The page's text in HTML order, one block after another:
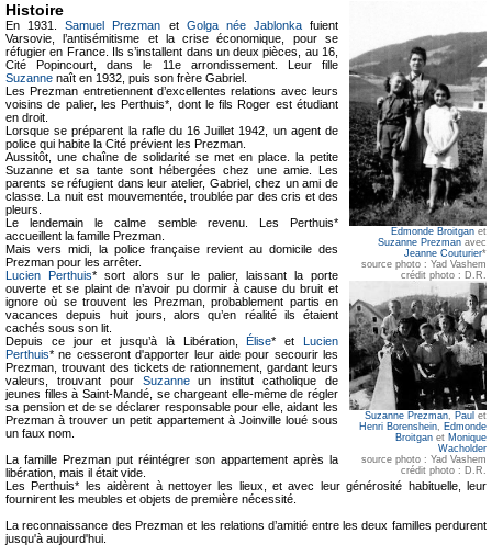
Edmonde Broitgan et
Suzanne Prezman avec
Jeanne Couturier*
source photo : Yad Vashem
crédit photo : D.R.
Suzanne Prezman Paul et
Henri Borenshein
Edmonde
Broitgan et Monique
Wacholder
source photo : Yad Vashem
crédit photo : D.R.
Histoire
En 1931.Samuel Prezman et Golga née Jablonkafuient
Varsovie, l’antisémitisme et la crise économique, pour se
réfugier en France. Ils s’installent dans un deux pièces, au 16,
Cité Popincourt, dans le 11e arrondissement. Leur fille
Suzanne naît en 1932, puis son frère Gabriel.
Les Prezman entretiennent d’excellentes relations avec leurs
voisins de palier, les Perthuis*, dont le fils Roger est étudiant
en droit.
Lorsque se préparent la rafle du 16 Juillet 1942, un agent de
police qui habite la Cité prévient les Prezman.
Aussitôt, une chaîne de solidarité se met en place. la petite
Suzanne et sa tante sont hébergées chez une amie. Les
parents se réfugient dans leur atelier, Gabriel, chez un ami de
classe. La nuit est mouvementée, troublée par des cris et des
pleurs.
Le lendemain le calme semble revenu. Les Perthuis*
accueillent la famille Prezman.
Mais vers midi, la police française revient au domicile des
Prezman pour les arrêter.
Lucien Perthuis* sort alors sur le palier, laissant la porte
ouverte et se plaint de n’avoir pu dormir à cause du bruit et
ignore où se trouvent les Prezman, probablement partis en
vacances depuis huit jours, alors qu’en réalité ils étaient
cachés sous son lit.
Depuis ce jour et jusqu’à là Libération,Élise* etLucien
Perthuis* ne cesseront d'apporter leur aide pour secourir les
Prezman, trouvant des tickets de rationnement, gardant leurs
valeurs, trouvant pour Suzanneun institut catholique de
jeunes filles à Saint-Mandé, se chargeant elle-même de régler
sa pension et de se déclarer responsable pour elle, aidant les
Prezman à trouver un petit appartement à Joinville loué sous
un faux nom.
La famille Prezman put réintégrer son appartement après la
libération, mais il était vide.
Les Perthuis* les aidèrent à nettoyer les lieux, et avec leur générosité habituelle, leur
fournirent les meubles et objets de première nécessité.
La reconnaissance des Prezman et les relations d’amitié entre les deux familles perdurent
jusqu'à aujourd'hui.